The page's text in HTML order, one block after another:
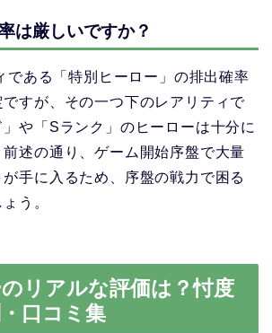
は厳しいですか？
である「特別ヒーロー」の排出確率
すが、その一つ下のレアリティで
や「Sランク」のヒーローは十分に
述の通り、ゲーム開始序盤で大量
手に入るため、序盤の戦力で困る
う。
リアルな評価は？忖度
口コミ集